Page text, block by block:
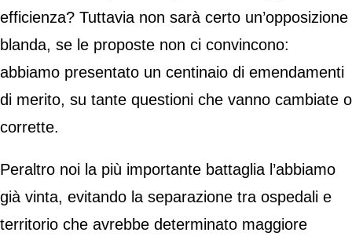
efficienza? Tuttavia non sarà certo un’opposizione
blanda, se le proposte non ci convincono:
abbiamo presentato un centinaio di emendamenti
di merito, su tante questioni che vanno cambiate o
corrette.
Peraltro noi la più importante battaglia l’abbiamo
già vinta, evitando la separazione tra ospedali e
territorio che avrebbe determinato maggiore